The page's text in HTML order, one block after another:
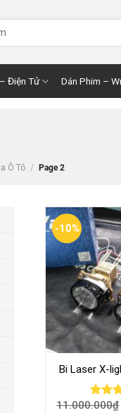
Điện Tử Dán Phim –
Ô Tô / Page 2
-10%
Bi Laser X-
Rated
11.000.000₫